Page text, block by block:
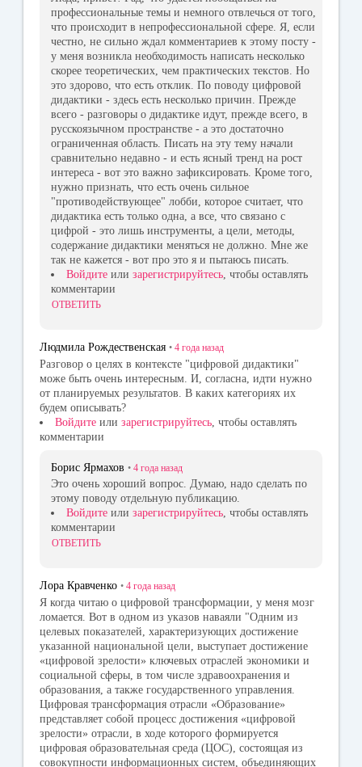
профессиональные темы и немного отвлечься от того,
что происходит в непрофессиональной сфере. Я, если
честно, не сильно ждал комментариев к этому посту -
у меня возникла необходимость написать несколько
скорее теоретических, чем практических текстов. Но
это здорово, что есть отклик. По поводу цифровой
дидактики - здесь есть несколько причин. Прежде
всего - разговоры о дидактике идут, прежде всего, в
русскоязычном пространстве - а это достаточно
ограниченная область. Писать на эту тему начали
сравнительно недавно - и есть ясный тренд на рост
интереса - вот это важно зафиксировать. Кроме того,
нужно признать, что есть очень сильное
"противодействующее" лобби, которое считает, что
дидактика есть только одна, а все, что связано с
цифрой - это лишь инструменты, а цели, методы,
содержание дидактики меняться не должно. Мне же
так не кажется - вот про это я и пытаюсь писать.
Войдите или зарегистрируйтесь, чтобы оставлять
комментарии
ОТВЕТИТЬ
Людмила Рождественская • 4 года назад
Разговор о целях в контексте "цифровой дидактики"
може быть очень интересным. И, согласна, идти нужно
от планируемых результатов. В каких категориях их
будем описывать?
Войдите или зарегистрируйтесь , чтобы оставлять
комментарии
Борис Ярмахов • 4 года назад
Это очень хороший вопрос. Думаю, надо сделать по
этому поводу отдельную публикацию.
Войдите или зарегистрируйтесь, чтобы оставлять
комментарии
ОТВЕТИТЬ
Лора Кравченко • 4 года назад
Я когда читаю о цифровой трансформации, у меня мозг
ломается. Вот в одном из указов наваяли "Одним из
целевых показателей, характеризующих достижение
указанной национальной цели, выступает достижение
«цифровой зрелости» ключевых отраслей экономики и
социальной сферы, в том числе здравоохранения и
образования, а также государственного управления.
Цифровая трансформация отрасли «Образование»
представляет собой процесс достижения «цифровой
зрелости» отрасли, в ходе которого формируется
цифровая образовательная среда (ЦОС), состоящая из
совокупности информационных систем, объединяющих